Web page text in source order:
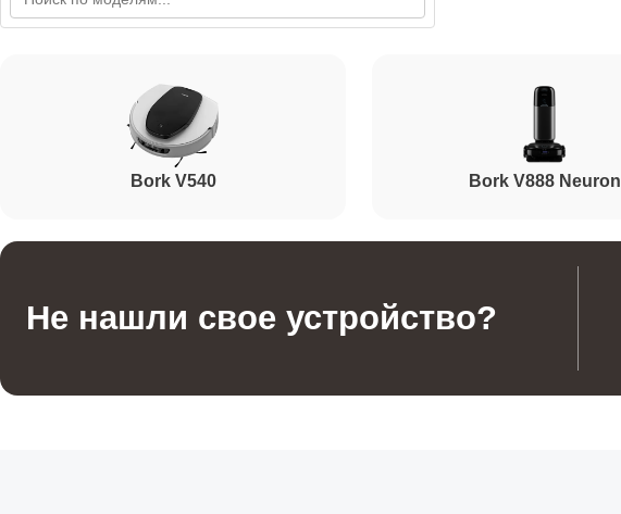
Bork V540 Bork V888 Neuron
Не нашли свое устройство?